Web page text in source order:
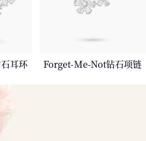
耳环 Forget-Me-Not钻石项链